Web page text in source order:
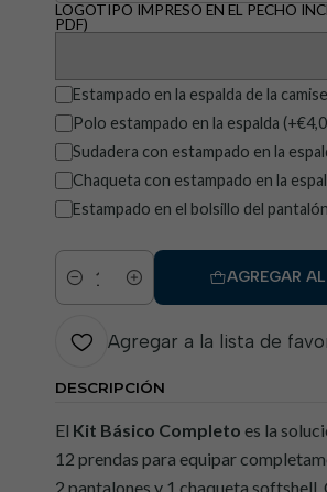
LOGOTIPO IMPRESO EN EL PECHO
PDF)
Estampado en la espalda de la
Polo estampado en la espalda
Sudadera con estampado en la
Chaqueta con estampado en la
Estampado en el bolsillo del
Cantidad
AGREGAR
Agregar a la lista de
DESCRIPCIÓN
El Kit Básico Completo es la
12 prendas para equipar
2 pantalones y 1 chaqueta